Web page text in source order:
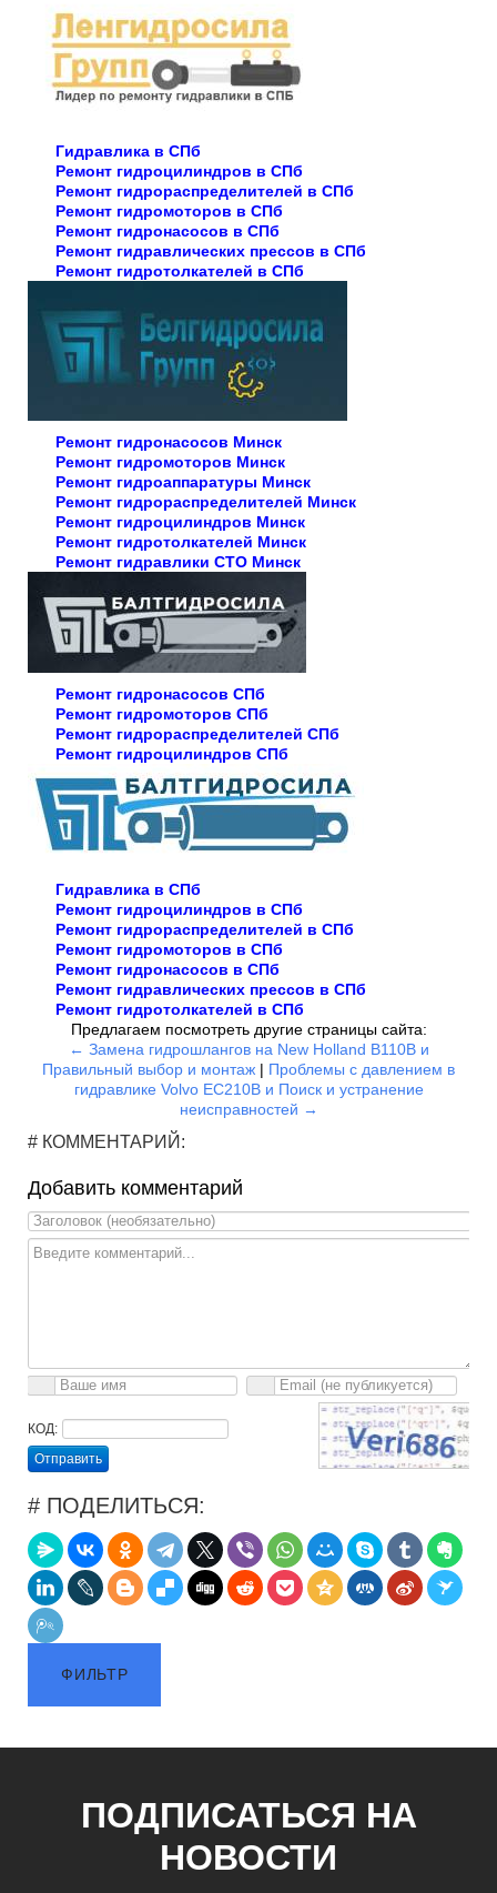
Гидравлика в СПб
Ремонт гидроцилиндров в СПб
Ремонт гидрораспределителей в СПб
Ремонт гидромоторов в СПб
Ремонт гидронасосов в СПб
Ремонт гидравлических прессов в СПб
Ремонт гидротолкателей в СПб
Ремонт гидронасосов Минск
Ремонт гидромоторов Минск
Ремонт гидроаппаратуры Минск
Ремонт гидрораспределителей Минск
Ремонт гидроцилиндров Минск
Ремонт гидротолкателей Минск
Ремонт гидравлики СТО Минск
Ремонт гидронасосов СПб
Ремонт гидромоторов СПб
Ремонт гидрораспределителей СПб
Ремонт гидроцилиндров СПб
Гидравлика в СПб
Ремонт гидроцилиндров в СПб
Ремонт гидрораспределителей в СПб
Ремонт гидромоторов в СПб
Ремонт гидронасосов в СПб
Ремонт гидравлических прессов в СПб
Ремонт гидротолкателей в СПб
Предлагаем посмотреть другие страницы сайта:
← Замена гидрошлангов на New Holland B110B и
Правильный выбор и монтаж | Проблемы с давлением в
гидравлике Volvo EC210B и Поиск и устранение
неисправностей →
# КОММЕНТАРИЙ:
Добавить комментарий
КОД:
Отправить
# ПОДЕЛИТЬСЯ:
ФИЛЬТР
ПОДПИСАТЬСЯ НА
НОВОСТИ